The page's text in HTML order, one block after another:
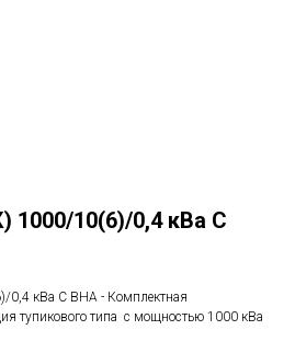
10(6)/0,4 кВа С
кВа С ВНА - Комплектная
тупикового типа с мощностью 1000 кВа